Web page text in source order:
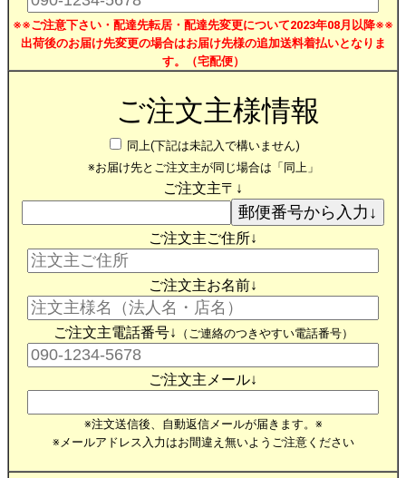
※※ご注意下さい・配達先転居・配達先変更について2023年08月以降※※
出荷後のお届け先変更の場合はお届け先様の追加送料着払いとなりま
す。（宅配便）
ご注文主様情報
同上(下記は未記入で構いません)
※お届け先とご注文主が同じ場合は「同上」
ご注文主〒↓
ご注文主ご住所↓
ご注文主お名前↓
ご注文主電話番号↓ （ご連絡のつきやすい電話番号）
ご注文主メール↓
※注文送信後、自動返信メールが届きます。※
※メールアドレス入力はお間違え無いようご注意ください